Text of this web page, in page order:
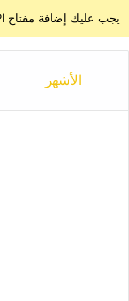
يجب عليك إضافة مفتاح API للطقس من خلال صفحة إعدادات القالب > الدمج
الأشهر